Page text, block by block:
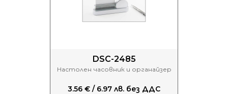
DSC-2485
Настолен часовник и органайзер
3.56 € / 6.97 лв. без ДДС